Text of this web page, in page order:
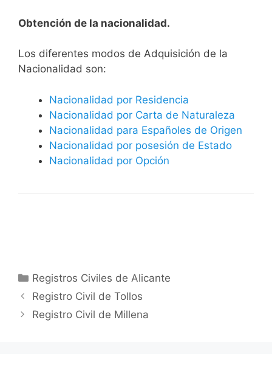
Obtención de la nacionalidad.
​​​Los diferentes modos de Adquisición de la
Nacionalidad son:
Nacionalidad por Residencia
Nacionalidad por Carta de Naturaleza
Nacionalidad para Españoles de Origen
Nacionalidad por posesión de Estado
Nacionalidad por Opción
Categorías
Registros Civiles de Alicante
Registro Civil de Tollos
Registro Civil de Millena